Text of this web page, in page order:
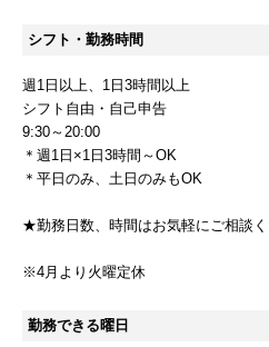
シフト・勤務時間
週1日以上、1日3時間以上
シフト自由・自己申告
9:30～20:00
＊週1日×1日3時間～OK
＊平日のみ、土日のみもOK
★勤務日数、時間はお気軽にご相談
※4月より火曜定休
勤務できる曜日